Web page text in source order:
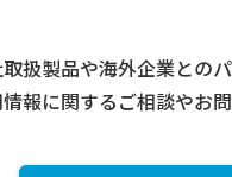
扱製品や海外企業との
報に関するご相談やお